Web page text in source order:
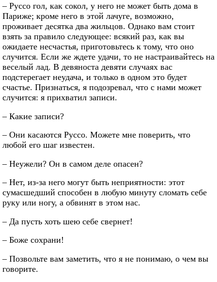
– Руссо гол, как сокол, у него не может быть дома в
Париже; кроме него в этой лачуге, возможно,
проживает десятка два жильцов. Однако вам стоит
взять за правило следующее: всякий раз, как вы
ожидаете несчастья, приготовьтесь к тому, что оно
случится. Если же ждете удачи, то не настраивайтесь на
веселый лад. В девяноста девяти случаях вас
подстерегает неудача, и только в одном это будет
счастье. Признаться, я подозревал, что с нами может
случится: я прихватил записи.
– Какие записи?
– Они касаются Руссо. Можете мне поверить, что
любой его шаг известен.
– Неужели? Он в самом деле опасен?
– Нет, из-за него могут быть неприятности: этот
сумасшедший способен в любую минуту сломать себе
руку или ногу, а обвинят в этом нас.
– Да пусть хоть шею себе свернет!
– Боже сохрани!
– Позвольте вам заметить, что я не понимаю, о чем вы
говорите.